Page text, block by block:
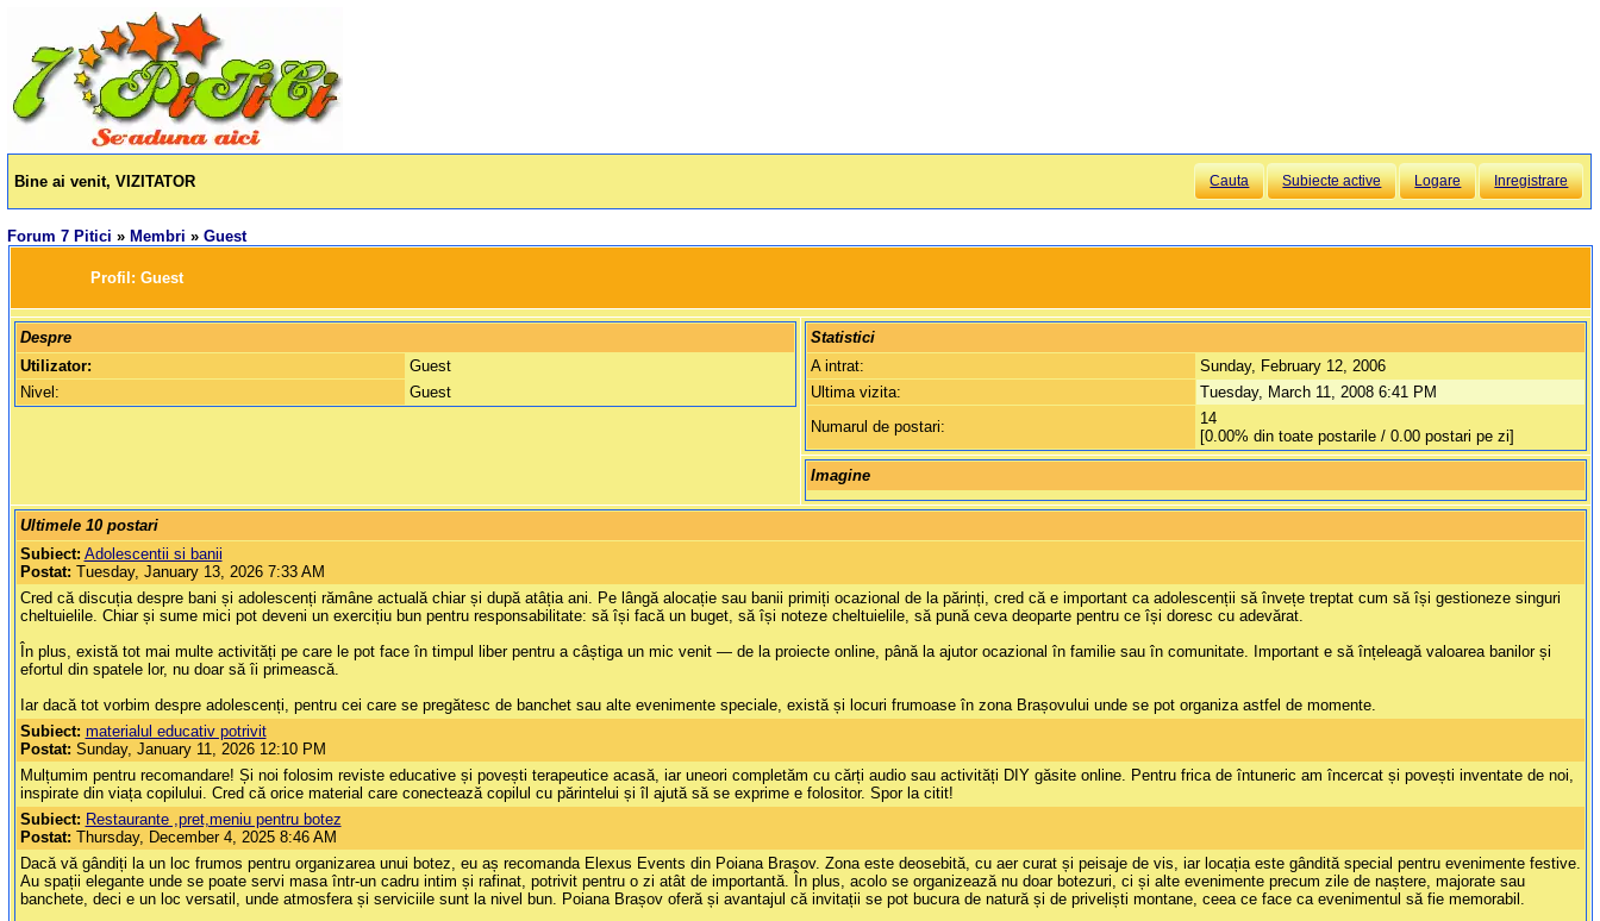
Bine ai venit, VIZITATOR Cauta Subiecte active Logare Inregistrare
Forum 7 Pitici » Membri »Guest
		Profil:
Guest
Despre
Utilizator:
Guest
Nivel:
Guest
Statistici
A intrat:
Sunday, February 12, 2006
Ultima vizita:
Tuesday, March 11, 2008 6:41 PM
Numarul de postari:
14
[0.00% din toate postarile / 0.00 postari pe zi]
Imagine
Ultimele 10 postari
Subiect: Adolescentii si banii
Postat: Tuesday, January 13, 2026 7:33 AM
Cred că discuția despre bani și adolescenți rămâne actuală chiar și după atâția ani. Pe lângă alocație sau banii primiți ocazional de la părinți, cred că e important ca adolescenții să învețe treptat cum să își gestioneze singuri
cheltuielile. Chiar și sume mici pot deveni un exercițiu bun pentru responsabilitate: să își facă un buget, să își noteze cheltuielile, să pună ceva deoparte pentru ce își doresc cu adevărat.
În plus, există tot mai multe activități pe care le pot face în timpul liber pentru a câștiga un mic venit — de la proiecte online, până la ajutor ocazional în familie sau în comunitate. Important e să înțeleagă valoarea banilor și
efortul din spatele lor, nu doar să îi primească.
Iar dacă tot vorbim despre adolescenți, pentru cei care se pregătesc de banchet sau alte evenimente speciale, există și locuri frumoase în zona Brașovului unde se pot organiza astfel de momente.
Subiect: materialul educativ potrivit
Postat: Sunday, January 11, 2026 12:10 PM
Mulțumim pentru recomandare! Și noi folosim reviste educative și povești terapeutice acasă, iar uneori completăm cu cărți audio sau activități DIY găsite online. Pentru frica de întuneric am încercat și povești inventate de noi,
inspirate din viața copilului. Cred că orice material care conectează copilul cu părintelui și îl ajută să se exprime e folositor. Spor la citit!
Subiect: Restaurante ,pret,meniu pentru botez
Postat: Thursday, December 4, 2025 8:46 AM
Dacă vă gândiți la un loc frumos pentru organizarea unui botez, eu aș recomanda Elexus Events din Poiana Brașov. Zona este deosebită, cu aer curat și peisaje de vis, iar locația este gândită special pentru evenimente festive.
Au spații elegante unde se poate servi masa într-un cadru intim și rafinat, potrivit pentru o zi atât de importantă. În plus, acolo se organizează nu doar botezuri, ci și alte evenimente precum zile de naștere, majorate sau
banchete, deci e un loc versatil, unde atmosfera și serviciile sunt la nivel bun. Poiana Brașov oferă și avantajul că invitații se pot bucura de natură și de priveliști montane, ceea ce face ca evenimentul să fie memorabil.